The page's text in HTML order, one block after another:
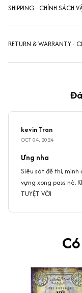
SHIPPING - CHÍNH SÁCH
RETURN & WARRANTY -
kevin Tran
OCT 04, 2024
Ưng nha
Siêu sát đề thi,
vựng xong pass nè,
TUYỆT VỜI